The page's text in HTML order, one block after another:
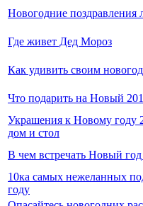
Новогодние
Где живет Дед Мороз
Как удивить своим
Что подарить на Новый
Украшения к Новому году
дом и стол
В чем встречать Новый год
10ка самых нежеланных
году